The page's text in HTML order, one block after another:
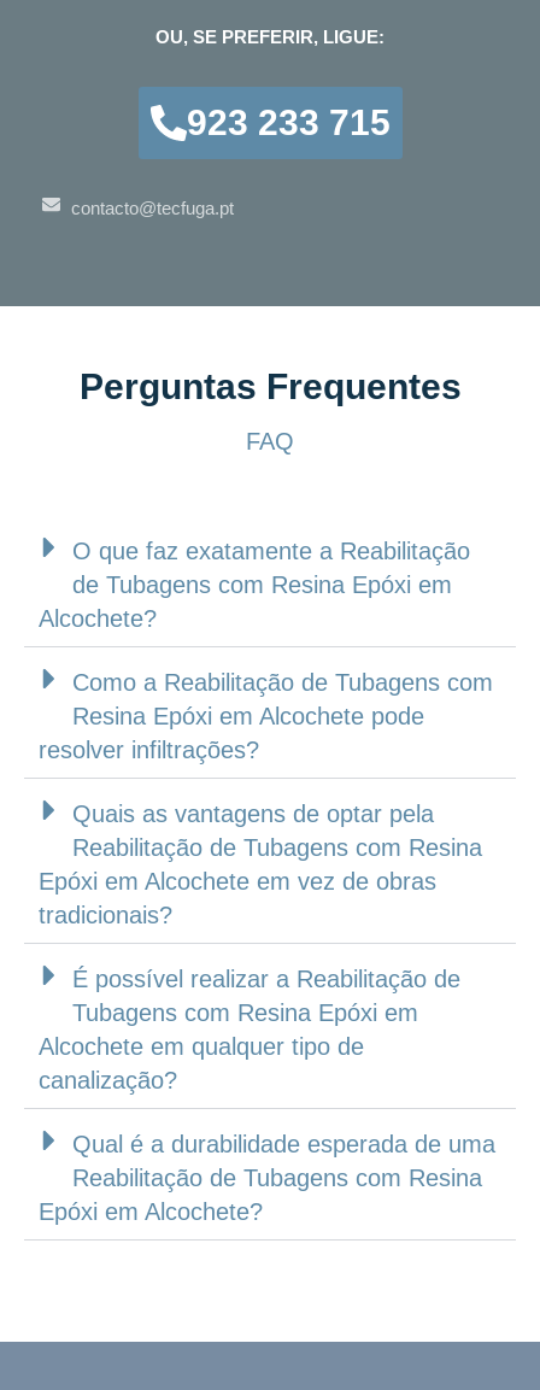
OU, SE PREFERIR, LIGUE:
923 233 715
contacto@tecfuga.pt
Perguntas Frequentes
FAQ
O que faz exatamente a Reabilitação
de Tubagens com Resina Epóxi em
Alcochete?
Como a Reabilitação de Tubagens com
Resina Epóxi em Alcochete pode
resolver infiltrações?
Quais as vantagens de optar pela
Reabilitação de Tubagens com Resina
Epóxi em Alcochete em vez de obras
tradicionais?
É possível realizar a Reabilitação de
Tubagens com Resina Epóxi em
Alcochete em qualquer tipo de
canalização?
Qual é a durabilidade esperada de uma
Reabilitação de Tubagens com Resina
Epóxi em Alcochete?